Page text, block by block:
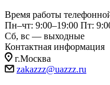
Время работы
Пн–чт: 9:00–19:00 Пт:
Сб, вс — выходные
Контактная информация
г.Москва
zakazzz@uazzz.ru